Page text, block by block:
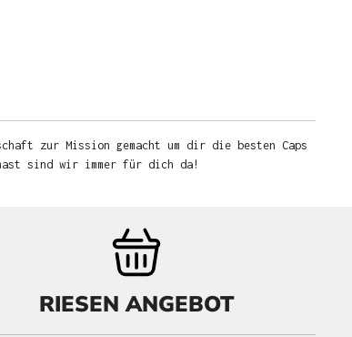
zur Mission gemacht um dir die besten Caps
sind wir immer für dich da!
RIESEN ANGEBOT